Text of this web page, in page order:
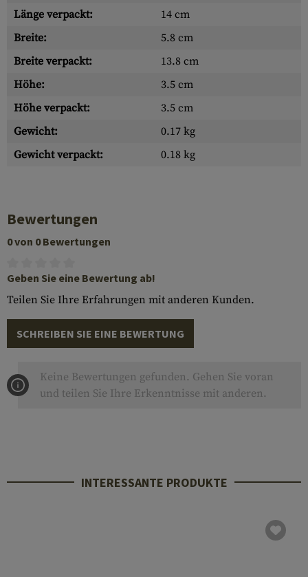
Länge verpackt:
14 cm
Breite:
5.8 cm
Breite verpackt:
13.8 cm
Höhe:
3.5 cm
Höhe verpackt:
3.5 cm
Gewicht:
0.17 kg
Gewicht verpackt:
0.18 kg
Bewertungen
0 von 0 Bewertungen
Geben Sie eine Bewertung ab!
Teilen Sie Ihre Erfahrungen mit anderen Kunden.
SCHREIBEN SIE EINE BEWERTUNG
Keine Bewertungen gefunden. Gehen Sie voran
und teilen Sie Ihre Erkenntnisse mit anderen.
INTERESSANTE PRODUKTE